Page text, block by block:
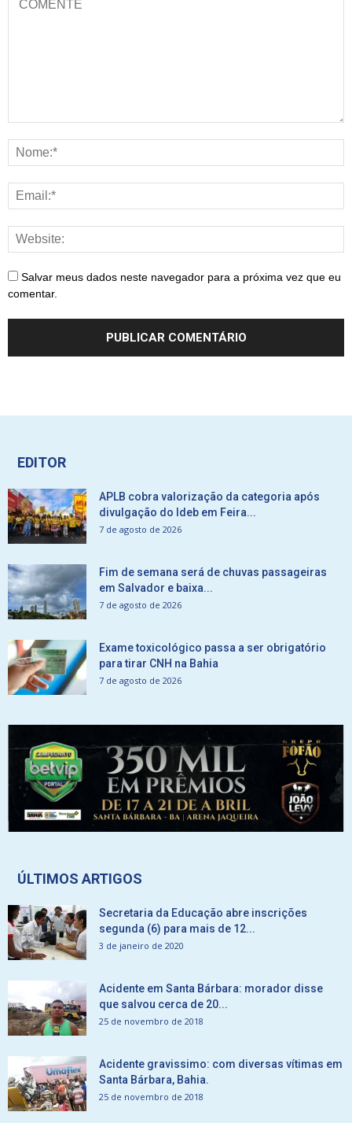
Salvar meus dados neste navegador para a próxima vez que eu
comentar.
EDITOR
APLB cobra valorização da categoria após
divulgação do Ideb em Feira...
7 de agosto de 2026
Fim de semana será de chuvas passageiras
em Salvador e baixa...
7 de agosto de 2026
Exame toxicológico passa a ser obrigatório
para tirar CNH na Bahia
7 de agosto de 2026
ÚLTIMOS ARTIGOS
Secretaria da Educação abre inscrições
segunda (6) para mais de 12...
3 de janeiro de 2020
Acidente em Santa Bárbara: morador disse
que salvou cerca de 20...
25 de novembro de 2018
Acidente gravissimo: com diversas vítimas em
Santa Bárbara, Bahia.
25 de novembro de 2018